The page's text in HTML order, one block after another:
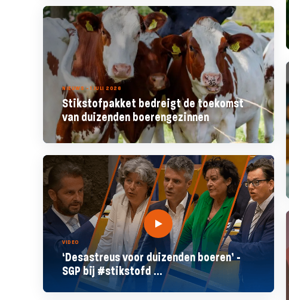
NIEUWS - 1 JULI 2026
Stikstofpakket bedreigt de toekomst
van duizenden boerengezinnen
VIDEO
‘Desastreus voor duizenden boeren’ -
SGP bij #stikstofd ...